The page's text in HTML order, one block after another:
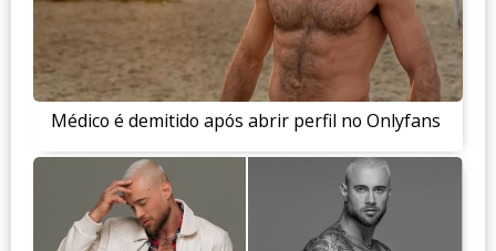
Médico é demitido após abrir perfil no Onlyfans